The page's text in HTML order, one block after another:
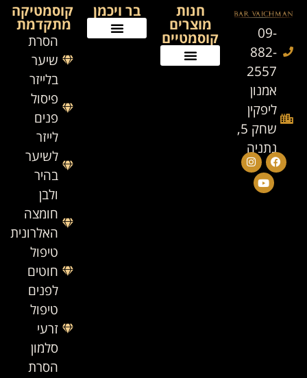
09-
882-
2557
אמנון
ליפקין
שחק 5,
נתניה
חנות
מוצרים
קוסמטיים
בר ויכמן קוסמטיקה
מתקדמת
הסרת
שיער
בלייזר
פיסול
פנים
לייזר
לשיער
בהיר
ולבן
חומצה
האלרונית
טיפול
חוטים
לפנים
טיפול
זרעי
סלמון
הסרת